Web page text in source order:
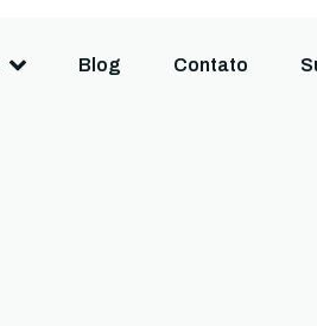
Blog Contato